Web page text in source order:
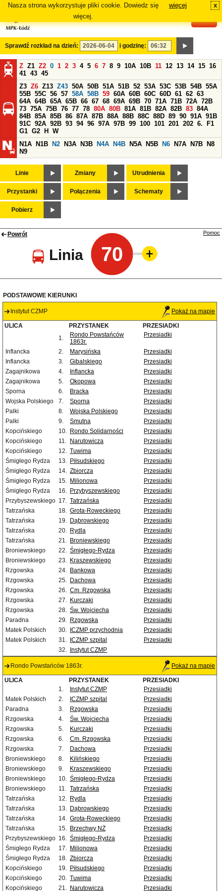
Nasza strona wykorzystuje pliki cookie. Dowiedz się
więcej.
więcej x
Sprawdź rozkład na dzień: i godzinę:
Z Z1 Z2 0 1 2 3 4 5 6 7 8 9 10A 10B 11 12 13 14 15 16
41 43 45
Z3 Z6 Z13 Z43 50A 50B 51A 51B 52 53A 53C 53B 54B 55A
55B 55C 56 57 58A 58B 59 60A 60B 60C 60D 61 62 63
64A 64B 65A 65B 66 67 68 69A 69B 70 71A 71B 72A 72B
73 75A 75B 76 77 78 80A 80B 81A 81B 82A 82B 83 84A
84B 85A 85B 86 87A 87B 88A 88B 88C 88D 89 90 91A 91B
91C 92A 92B 93 94 96 97A 97B 99 100 101 201 202 6.
F1
G1 G2 H
W
N1A
N1B N2 N3A N3B N4A N4B N5A N5B N6 N7A N7B
N8
N9
Linie Zmiany Utrudnienia
Przystanki Połączenia Schematy
Pobierz
Powrót
Linia 70
Pomoc
PODSTAWOWE KIERUNKI
Instytut CZMP Pokaż na mapie
ULICA PRZYSTANEK
PRZESIADKI
1.
Rondo Powstańców
1863r.
Przesiadki
Inflancka 2. Marysińska
Przesiadki
Inflancka
3. Gibalskiego
Przesiadki
Zagajnikowa
4. Inflancka
Przesiadki
Zagajnikowa
5. Okopowa
Przesiadki
Sporna
6. Bracka
Przesiadki
Wojska Polskiego
7. Sporna
Przesiadki
Palki
8. Wojska Polskiego
Przesiadki
Palki
9. Smutna
Przesiadki
Kopcińskiego
10. Rondo Solidarności
Przesiadki
Kopcińskiego
11. Narutowicza
Przesiadki
Kopcińskiego
12. Tuwima
Przesiadki
Śmigłego Rydza
13. Piłsudskiego
Przesiadki
Śmigłego Rydza
14. Zbiorcza
Przesiadki
Śmigłego Rydza
15. Milionowa
Przesiadki
Śmigłego Rydza
16. Przybyszewskiego
Przesiadki
Przybyszewskiego 17. Tatrzańska
Przesiadki
Tatrzańska
18. Grota-Roweckiego
Przesiadki
Tatrzańska
19. Dąbrowskiego
Przesiadki
Tatrzańska
20. Rydla
Przesiadki
Tatrzańska
21. Broniewskiego
Przesiadki
Broniewskiego
22. Śmigłego-Rydza
Przesiadki
Broniewskiego
23. Kraszewskiego
Przesiadki
Rzgowska
24. Bankowa
Przesiadki
Rzgowska
25. Dachowa
Przesiadki
Rzgowska
26. Cm. Rzgowska
Przesiadki
Rzgowska
27. Kurczaki
Przesiadki
Rzgowska
28. Św. Wojciecha
Przesiadki
Paradna
29. Rzgowska
Przesiadki
Matek Polskich
30. ICZMP przychodnia
Przesiadki
Matek Polskich
31. ICZMP szpital
Przesiadki
32.
Instytut CZMP
Rondo Powstańców 1863r. Pokaż na mapie
ULICA PRZYSTANEK
PRZESIADKI
1.
Instytut CZMP
Przesiadki
Matek Polskich
2. ICZMP szpital
Przesiadki
Paradna
3. Rzgowska
Przesiadki
Rzgowska
4. Św. Wojciecha
Przesiadki
Rzgowska
5. Kurczaki
Przesiadki
Rzgowska
6. Cm. Rzgowska
Przesiadki
Rzgowska
7. Dachowa
Przesiadki
Broniewskiego
8. Kilińskiego
Przesiadki
Broniewskiego
9. Kraszewskiego
Przesiadki
Broniewskiego
10. Śmigłego-Rydza
Przesiadki
Broniewskiego
11. Tatrzańska
Przesiadki
Tatrzańska
12. Rydla
Przesiadki
Tatrzańska
13. Dąbrowskiego
Przesiadki
Tatrzańska
14. Grota-Roweckiego
Przesiadki
Tatrzańska
15. Brzechwy NŻ
Przesiadki
Przybyszewskiego 16. Śmigłego-Rydza
Przesiadki
Śmigłego Rydza
17. Milionowa
Przesiadki
Śmigłego Rydza
18. Zbiorcza
Przesiadki
Kopcińskiego
19. Piłsudskiego
Przesiadki
Kopcińskiego
20. Tuwima
Przesiadki
Kopcińskiego
21. Narutowicza Przesiadki